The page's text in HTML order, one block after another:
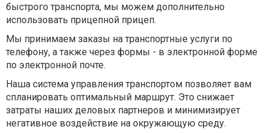
быстрого транспорта, мы можем дополнительно
использовать прицепной прицеп.
Мы принимаем заказы на транспортные услуги по
телефону, а также через формы - в электронной форме
по электронной почте.
Наша система управления транспортом позволяет вам
спланировать оптимальный маршрут. Это снижает
затраты наших деловых партнеров и минимизирует
негативное воздействие на окружающую среду.